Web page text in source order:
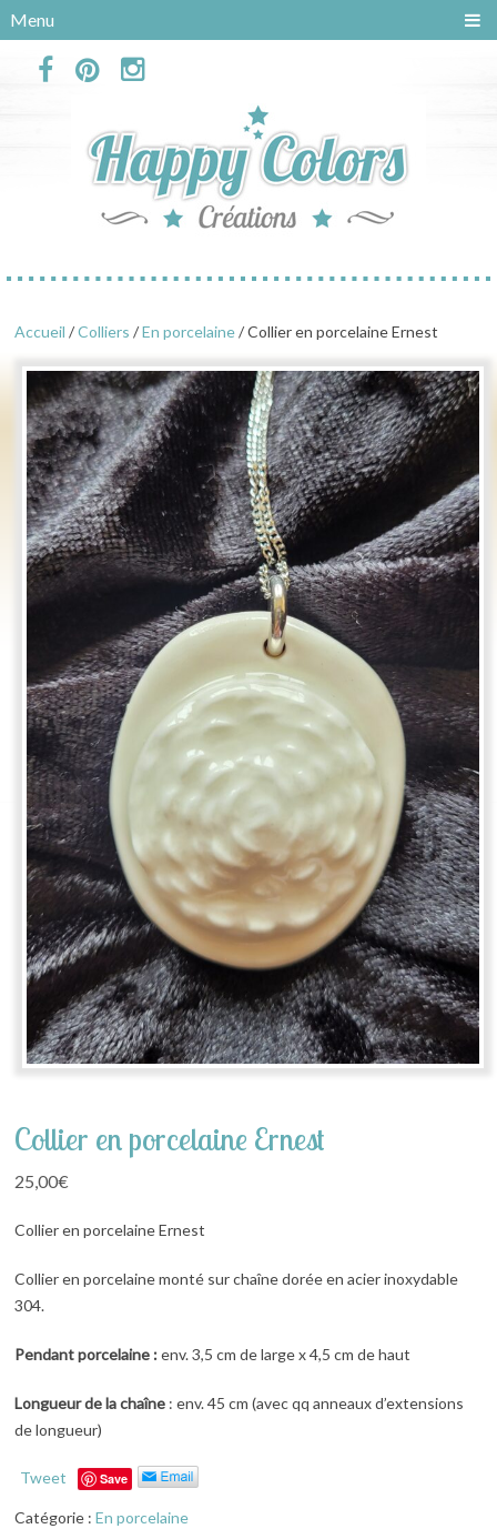
Menu
Accueil /Colliers /En porcelaine/ Collier en porcelaine Ernest
Collier en porcelaine Ernest
25,00€
Collier en porcelaine Ernest
Collier en porcelaine monté sur chaîne dorée en acier inoxydable
304.
Pendant porcelaine :env. 3,5 cm de large x 4,5 cm de haut
Longueur de la chaîne : env. 45 cm (avec qq anneaux d’extensions
de longueur)
Tweet Save
Catégorie :En porcelaine
Panneau de gestion des cookies